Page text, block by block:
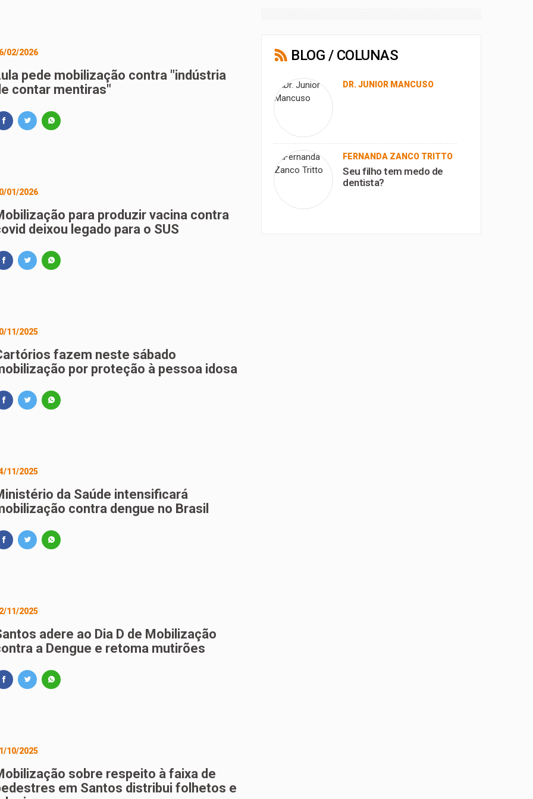
02/2026
pede mobilização contra "indústria
contar mentiras"
01/2026
para produzir vacina contra
deixou legado para o SUS
11/2025
fazem neste sábado
por proteção à pessoa idosa
11/2025
da Saúde intensificará
contra dengue no Brasil
11/2025
adere ao Dia D de Mobilização
a Dengue e retoma mutirões
10/2025
sobre respeito à faixa de
em Santos distribui folhetos e
BLOG / COLUNAS
DR. JUNIOR MANCUSO
FERNANDA ZANCO TRITTO
Seu filho tem medo de
dentista?